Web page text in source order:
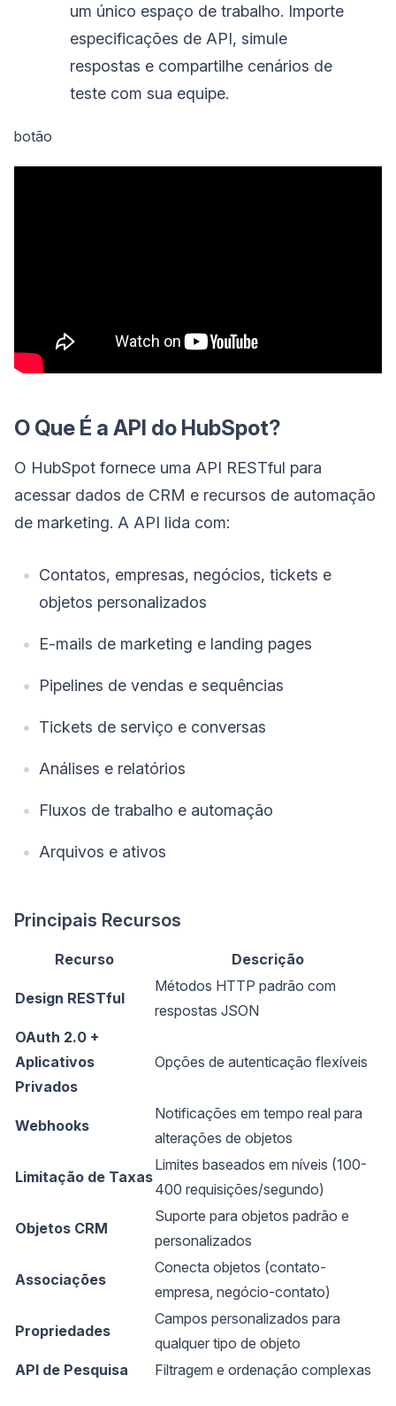
um único espaço de trabalho. Importe
especificações de API, simule
respostas e compartilhe cenários de
teste com sua equipe.
botão
O Que É a API do HubSpot?
O HubSpot fornece uma API RESTful para
acessar dados de CRM e recursos de automação
de marketing. A API lida com:
Contatos, empresas, negócios, tickets e
objetos personalizados
E-mails de marketing e landing pages
Pipelines de vendas e sequências
Tickets de serviço e conversas
Análises e relatórios
Fluxos de trabalho e automação
Arquivos e ativos
Principais Recursos
Recurso Descrição
Design RESTful
Métodos HTTP padrão com
respostas JSON
OAuth 2.0 +
Aplicativos
Privados
Opções de autenticação flexíveis
Webhooks
Notificações em tempo real para
alterações de objetos
Limitação de Taxas
Limites baseados em níveis (100-
400 requisições/segundo)
Objetos CRM
Suporte para objetos padrão e
personalizados
Associações
Conecta objetos (contato-
empresa, negócio-contato)
Propriedades
Campos personalizados para
qualquer tipo de objeto
API de Pesquisa
Filtragem e ordenação complexas